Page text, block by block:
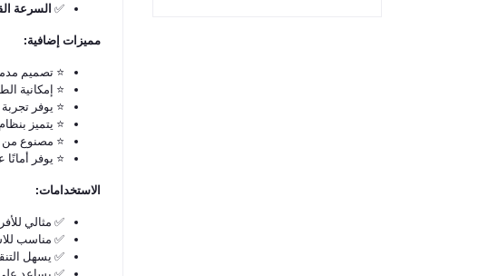
✅ السرعة القصوى
مميزات إضافية:
⭐ تصميم
⭐ إمكانية
⭐ يوفر
⭐ يتميز
⭐ مصنوع من
⭐ يوفر
الاستخدامات:
✅ مثالي
✅ مناسب
✅ يسهل